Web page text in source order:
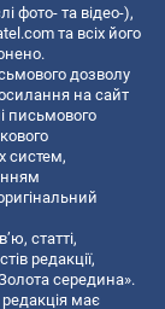
фото- та відео-),
та всіх його
дозволу
на сайт
письмового
систем,
статті,
редакції,
середина».
редакція має